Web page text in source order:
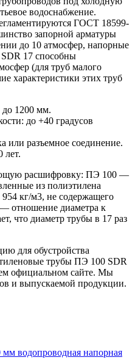
водоснабжение.
ГОСТ 18599-
запорной арматуры
до 10 атмосфер, напорные
17 способны
(для труб малого
характеристики этих труб
1200 мм.
до +40 градусов
или разъемное соединение.
лет.
расшифровку: ПЭ 100 —
из полиэтилена
кг/м3, не содержащего
отношение диаметра к
что диаметр трубы в 17 раз
для обустройства
трубы ПЭ 100 SDR
официальном сайте. Мы
и выпускаемой продукции.
водопроводная напорная